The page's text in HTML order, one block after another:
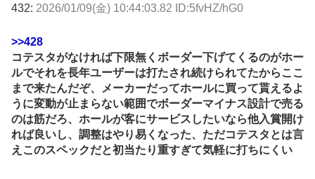
432: 2026/01/09(金) 10:44:03.82 ID:5fvHZ/hG0
>>428
コテスタがなければ下限無くボーダー下げてくるのがホー
ルでそれを長年ユーザーは打たされ続けられてたからここ
まで来たんだぞ、メーカーだってホールに買って貰えるよ
うに変動が止まらない範囲でボーダーマイナス設計で売る
のは筋だろ、ホールが客にサービスしたいなら他入賞開け
れば良いし、調整はやり易くなった、ただコテスタとは言
えこのスペックだと初当たり重すぎて気軽に打ちにくい